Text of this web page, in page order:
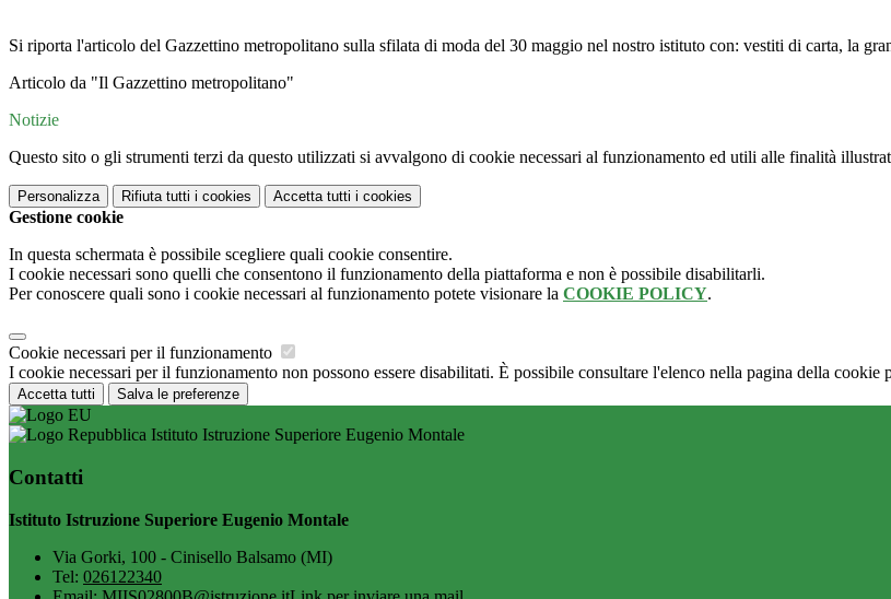
Si riporta l'articolo del Gazzettino metropolitano sulla sfilata di moda del 30 maggio nel nostro istituto con: vestiti di carta, la
Articolo da "Il Gazzettino metropolitano"
Notizie
Questo sito o gli strumenti terzi da questo utilizzati si avvalgono di cookie necessari al funzionamento ed utili alle finalità
Personalizza Rifiuta tutti i cookies Accetta tutti i cookies
Gestione cookie
In questa schermata è possibile scegliere quali cookie consentire.
I cookie necessari sono quelli che consentono il funzionamento della piattaforma e non è possibile disabilitarli.
Per conoscere quali sono i cookie necessari al funzionamento potete visionare la COOKIE POLICY.
Cookie necessari per il funzionamento
I cookie necessari per il funzionamento non possono essere disabilitati. È possibile consultare l'elenco nella pagina della cookie
Accetta tutti Salva le preferenze
Istituto Istruzione Superiore Eugenio Montale
Contatti
Istituto Istruzione Superiore Eugenio Montale
Via Gorki, 100 - Cinisello Balsamo (MI)
Tel: 026122340